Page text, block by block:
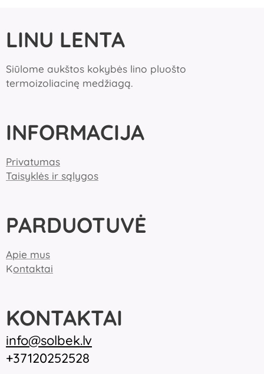
LINU LENTA
Siūlome aukštos kokybės lino pluošto
termoizoliacinę medžiagą.
INFORMACIJA
Privatumas
Taisyklės ir sąlygos
PARDUOTUVĖ
Apie mus
Kontaktai
KONTAKTAI
info@solbek.lv
+37120252528